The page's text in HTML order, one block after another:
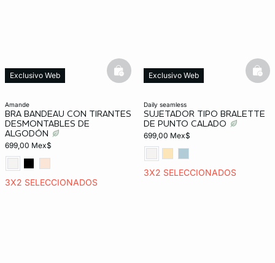
amande
BRA BANDEAU CON TIRANTES
DESMONTABLES DE
ALGODÓN
699,00 Mex$
3X2 SELECCIONADOS
Exclusivo Web basketfull
daily seamless
SUJETADOR TIPO BRALETTE
DE PUNTO CALADO
699,00 Mex$
3X2 SELECCIONADOS
Exclusivo Web